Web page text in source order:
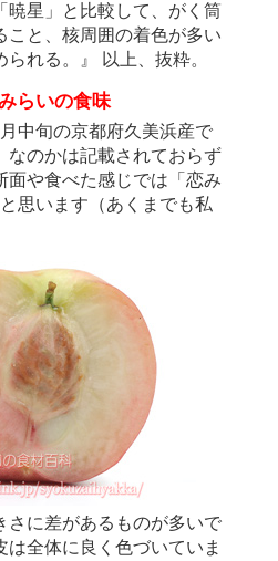
星」と比較して、がく筒
こと、核周囲の着色が多い
れる。』 以上、抜粋。
らいの食味
中旬の京都府久美浜産で
なのかは記載されておらず
面や食べた感じでは「恋み
思います（あくまでも私
に差があるものが多いで
全体に良く色づいていま